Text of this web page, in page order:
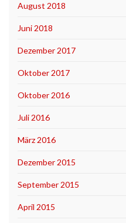
August 2018
Juni 2018
Dezember 2017
Oktober 2017
Oktober 2016
Juli 2016
März 2016
Dezember 2015
September 2015
April 2015